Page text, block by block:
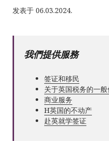
发表于 06.03.2024.
我們提供服務
签证和移民
关于英国税务的一般
商业服务
Н英国的不动产
赴英就学签证